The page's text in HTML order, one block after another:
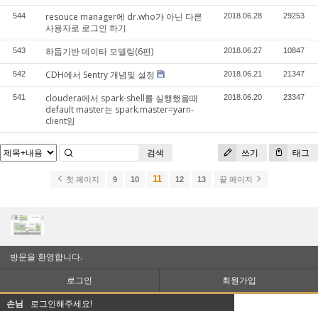
544
resouce manager에 dr.who가 아닌 다른
사용자로 로그인 하기
2018.06.28 29253
543 하둡기반 데이타 모델링(6편) 2018.06.27 10847
542 CDH에서 Sentry 개념및 설정 2018.06.21 21347
541
cloudera에서 spark-shell를 실행했을때
default master는 spark.master=yarn-
client임
2018.06.20 23347
쓰기 태그
검색
첫 페이지 9 10 11 12 13 끝 페이지
방문을 환영합니다.
로그인
회원가입
손님
로그인해주세요!